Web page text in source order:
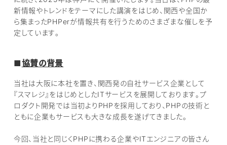
新情報やトレンドをテーマにした講演をはじめ、関西や全国か
ら集まったPHPerが情報共有を行うためのさまざまな催しを予
定しています。
■協賛の背景
当社は大阪に本社を置き、関西発の自社サービス企業として
『スマレジ』をはじめとしたITサービスを展開しております。プ
ロダクト開発では当初よりPHPを採用しており、PHPの技術と
ともに企業もサービスも大きな成長を遂げてきました。
今回、当社と同じくPHPに携わる企業やITエンジニアの皆さん